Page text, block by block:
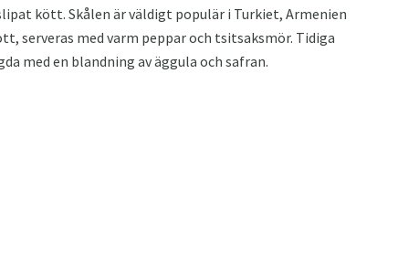
kött. Skålen är väldigt populär i Turkiet, Armenien
serveras med varm peppar och tsitsaksmör. Tidiga
med en blandning av äggula och safran.